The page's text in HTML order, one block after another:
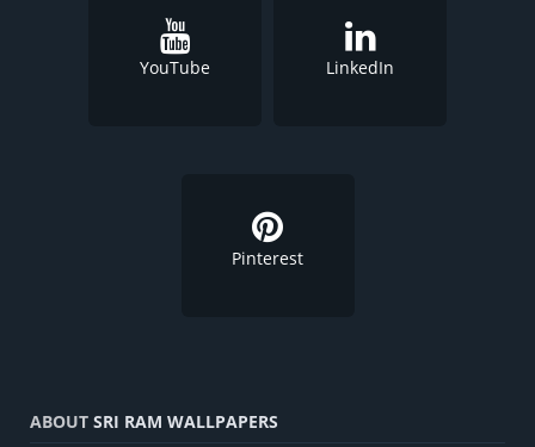
YouTube LinkedIn
Pinterest
ABOUT SRI RAM WALLPAPERS